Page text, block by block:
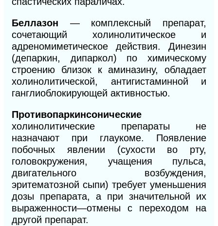
Беллазон — комплексный препарат,
сочетающий холинолитическое и
адреномиметическое действия. Динезин
(депаркин, дипаркол) по химическому
строению близок к аминазину, обладает
холинолитической, антигистаминной и
ганглиоблокирующей активностью.
Противопаркинсонические
холинолитические препараты не
назначают при глаукоме. Появление
побочных явлении (сухости во рту,
головокружения, учащения пульса,
двигательного возбуждения,
эритематозной сыпи) требует уменьшения
дозы препарата, а при значительной их
выраженности—отмены с переходом на
другой препарат.